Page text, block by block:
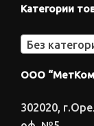
Категории
Без
ООО
302020,